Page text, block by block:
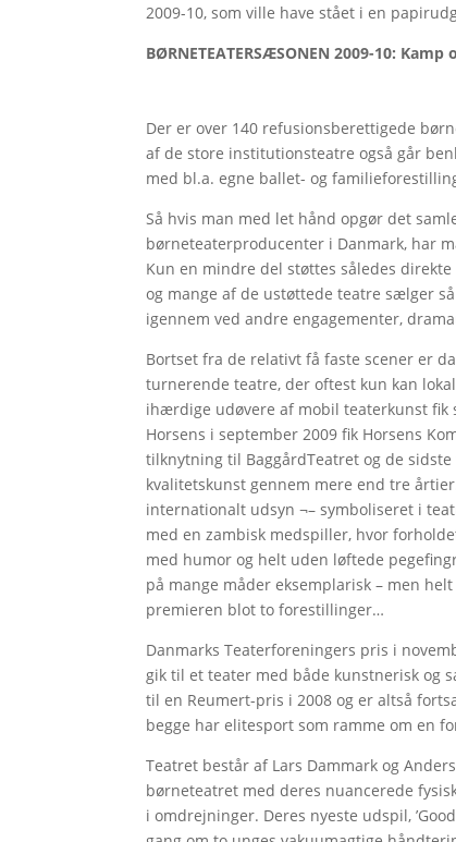
2009-10, som ville have stået i en
BØRNETEATERSÆSONEN 2009-10:
Der er over 140 refusionsberettigede
af de store institutionsteatre også går
med bl.a. egne ballet- og
Så hvis man med let hånd opgør det
børneteaterproducenter i Danmark, har
Kun en mindre del støttes således
og mange af de ustøttede teatre sælger
igennem ved andre engagementer,
Bortset fra de relativt få faste scener er
turnerende teatre, der oftest kun kan
ihærdige udøvere af mobil teaterkunst fik
Horsens i september 2009 fik Horsens
tilknytning til BaggårdTeatret og de
kvalitetskunst gennem mere end tre
internationalt udsyn ¬– symboliseret i
med en zambisk medspiller, hvor
med humor og helt uden løftede
på mange måder eksemplarisk – men
premieren blot to forestillinger…
Danmarks Teaterforeningers pris i
gik til et teater med både kunstnerisk og
til en Reumert-pris i 2008 og er altså
begge har elitesport som ramme om en
Teatret består af Lars Dammark og
børneteatret med deres nuancerede
i omdrejninger. Deres nyeste udspil,